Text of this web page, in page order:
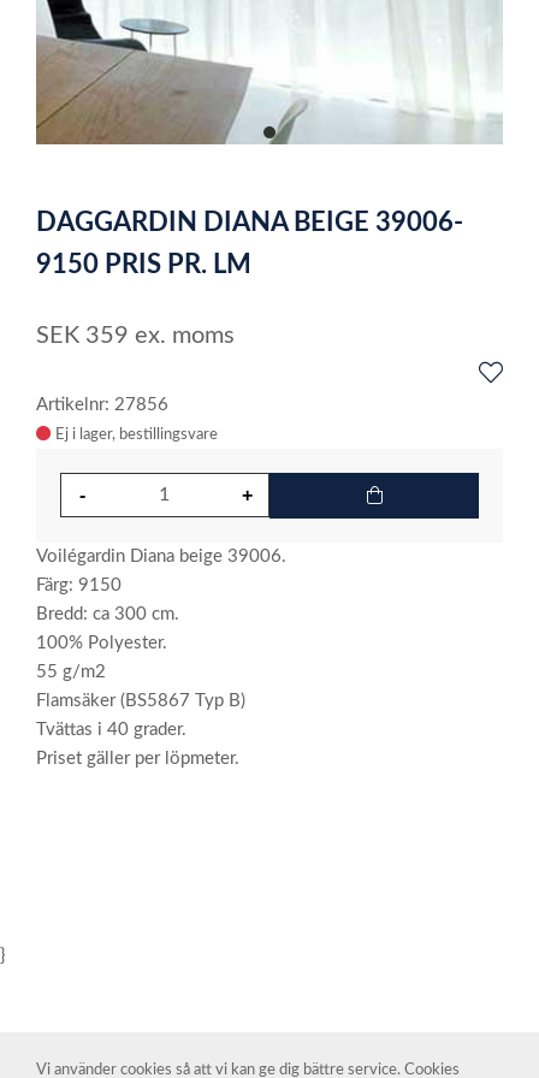
item
of
1
DAGGARDIN DIANA BEIGE 39006-
9150 PRIS PR. LM
SEK 359 ex. moms
Artikelnr: 27856
Ej i lager
Voilégardin Diana beige 39006.
Färg: 9150
Bredd: ca 300 cm.
100% Polyester.
55 g/m2
Flamsäker (BS5867 Typ B)
Tvättas i 40 grader.
Priset gäller per löpmeter.
}
Vi använder cookies så att vi kan ge dig bättre service. Cookies